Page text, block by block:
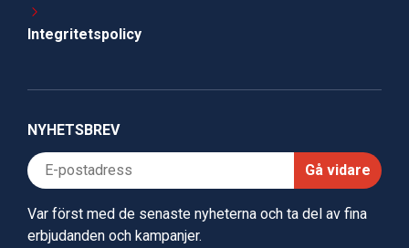
Integritetspolicy
NYHETSBREV
Gå vidare
Var först med de senaste nyheterna och ta del av fina
erbjudanden och kampanjer.